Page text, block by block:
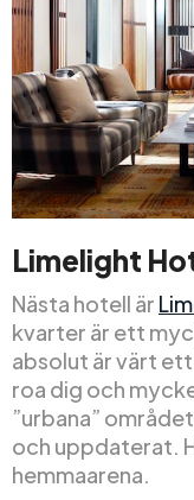
Limelight
Nästa hotell är
kvarter är ett
absolut är värt ett
roa dig och
”urbana”
och uppdaterat.
hemmaarena.